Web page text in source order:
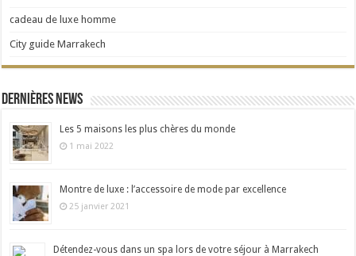
cadeau de luxe homme
City guide Marrakech
Dernières news
Les 5 maisons les plus chères du monde
1 mai 2022
Montre de luxe : l’accessoire de mode par excellence
25 janvier 2021
Détendez-vous dans un spa lors de votre séjour à Marrakech